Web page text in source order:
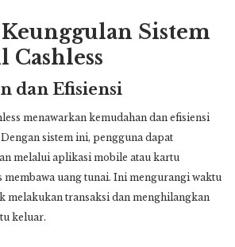
Keunggulan Sistem
dan Efisiensi
menawarkan kemudahan dan efisiensi
sistem ini, pengguna dapat
melalui aplikasi mobile atau kartu
uang tunai. Ini mengurangi waktu
melakukan transaksi dan menghilangkan
keluar.